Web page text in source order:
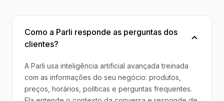
Como a Parli responde as perguntas dos
clientes?
A Parli usa inteligência artificial avançada treinada
com as informações do seu negócio: produtos,
preços, horários, políticas e perguntas frequentes.